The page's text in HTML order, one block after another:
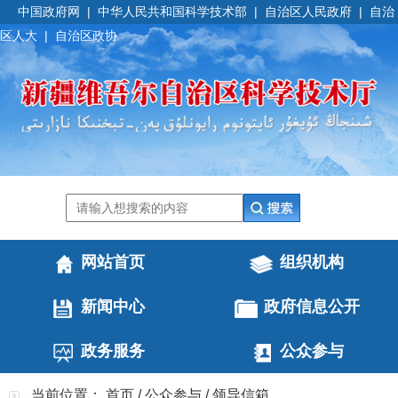
中国政府网 | 中华人民共和国科学技术部 | 自治区人民政府 |
自治
区人大 | 自治区政协
网站首页 组织机构
新闻中心 政府信息公开
政务服务 公众参与
当前位置： 首页 /公众参与 /领导信箱